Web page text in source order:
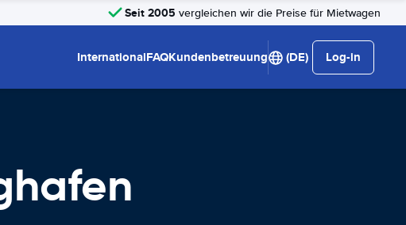
Seit 2005 vergleichen wir die Preise für Mietwagen
InternationalFAQKundenbetreuung (DE) Log-in